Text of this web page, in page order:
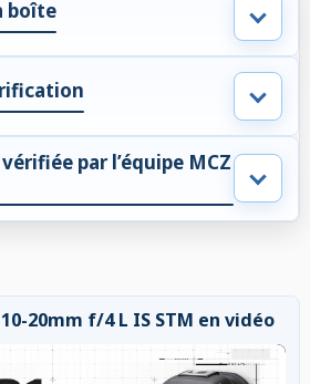
boîte
par l’équipe MCZ
10-20mm f/4 L IS STM en vidéo